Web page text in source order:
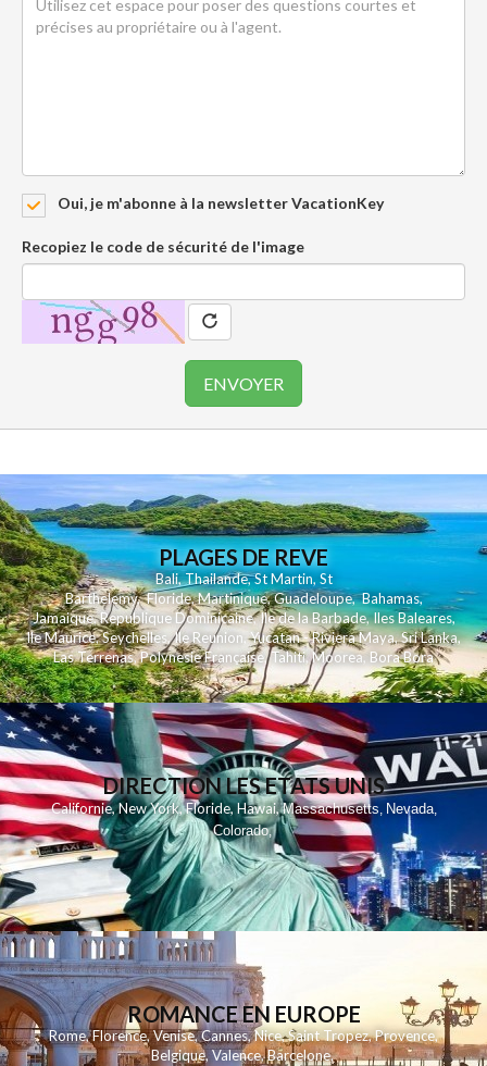
Oui, je m'abonne à la newsletter VacationKey
Recopiez le code de sécurité de l'image
PLAGES DE REVE
Bali,Thailande,St Martin,St
Barthelemy,Floride,Martinique,Guadeloupe,Bahamas,
Jamaique,Republique Dominicaine,Ile de la Barbade,Iles Baleares,
Ile Maurice,Seychelles,Ile Reunion,Yucatan - Riviera Maya,Sri Lanka,
Las Terrenas,Polynesie Française,Tahiti,Moorea, Bora Bora
DIRECTION LES ETATS UNIS
Californie,New York,Floride,Hawai,Massachusetts, Nevada,
Colorado,
ROMANCE EN EUROPE
Rome,Florence,Venise,Cannes,Nice,Saint Tropez,Provence,
Belgique,Valence,Barcelone,